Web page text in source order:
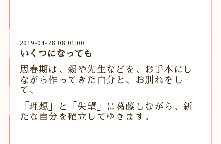
2019-04-28 08:01:00
いくつになっても
思春期は、親や先生などを、お手本にし
ながら作ってきた自分と、お別れをし
て、
「理想」と「失望」に葛藤しながら、新
たな自分を確立してゆきます。